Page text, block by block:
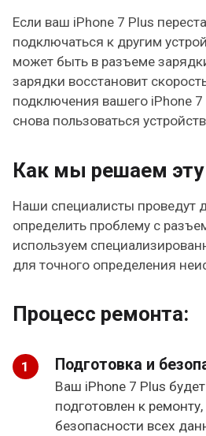
Если ваш iPhone 7 Plus
подключаться к другим
может быть в разъеме
зарядки восстановит
подключения вашего iPhone
снова пользоваться
Как мы решаем
Наши специалисты проведут
определить проблему с
используем
для точного определения
Процесс ремонта:
Подготовка и
Ваш iPhone 7 Plus
подготовлен к
безопасности всех